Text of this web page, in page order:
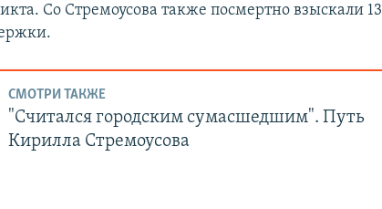
Со Стремоусова также посмертно взыскали 13
СМОТРИ ТАКЖЕ
"Считался городским сумасшедшим". Путь
Кирилла Стремоусова